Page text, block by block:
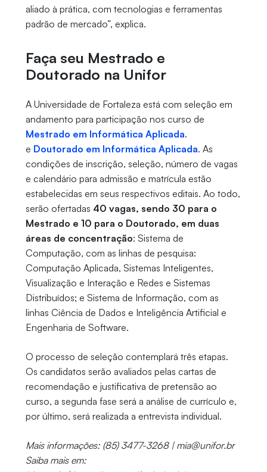
aliado à prática, com tecnologias e ferramentas
padrão de mercado”, explica.
Faça seu Mestrado e
Doutorado na Unifor
A Universidade de Fortaleza está com seleção em
andamento para participação nos curso de
Mestrado em Informática Aplicada.
e Doutorado em Informática Aplicada. As
condições de inscrição, seleção, número de vagas
e calendário para admissão e matrícula estão
estabelecidas em seus respectivos editais. Ao todo,
serão ofertadas 40 vagas, sendo 30 para o
Mestrado e 10 para o Doutorado, em duas
áreas de concentração: Sistema de
Computação, com as linhas de pesquisa:
Computação Aplicada, Sistemas Inteligentes,
Visualização e Interação e Redes e Sistemas
Distribuídos; e Sistema de Informação, com as
linhas Ciência de Dados e Inteligência Artificial e
Engenharia de Software.
O processo de seleção contemplará três etapas.
Os candidatos serão avaliados pelas cartas de
recomendação e justificativa de pretensão ao
curso, a segunda fase será a análise de currículo e,
por último, será realizada a entrevista individual.
Mais informações: (85) 3477-3268 | mia@unifor.br
Saiba mais em: